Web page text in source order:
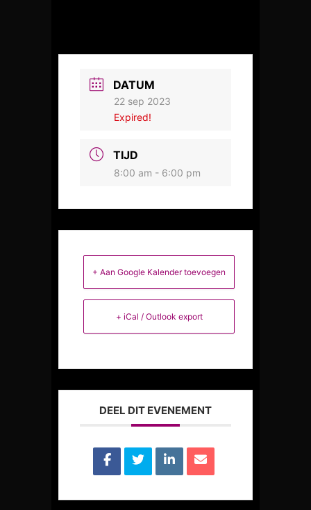
DATUM
22 sep 2023
Expired!
TIJD
8:00 am - 6:00 pm
+ Aan Google Kalender toevoegen
+ iCal / Outlook export
DEEL DIT EVENEMENT